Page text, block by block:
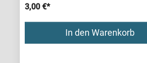
3,00 €*
In den Warenkorb